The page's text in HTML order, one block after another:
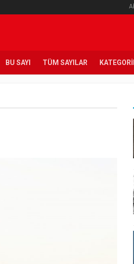
BU SAYI TÜM SAYILAR